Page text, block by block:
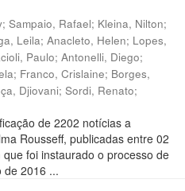
; Sampaio, Rafael; Kleina, Nilton;
Leila; Anacleto, Helen; Lopes,
Paulo; Antonelli, Diego;
; Franco, Crislaine; Borges,
Djiovani; Sordi, Renato;
de 2202 notícias a
Rousseff, publicadas entre 02
foi instaurado o processo de
de 2016 ...